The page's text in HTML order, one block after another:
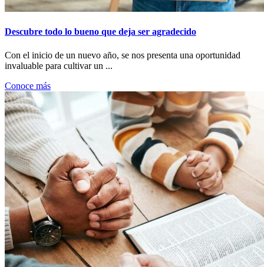
Descubre todo lo bueno que deja ser agradecido
Con el inicio de un nuevo año, se nos presenta una oportunidad
invaluable para cultivar un ...
Conoce más